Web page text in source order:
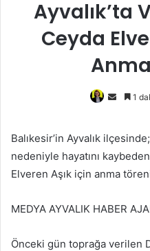
Ayvalık’ta
Ceyda
Bir
1
Balıkesir’in Ayvalık
nedeniyle hayatını
Elveren Aşık için anma
MEDYA AYVALIK HABER
Önceki gün toprağa verilen